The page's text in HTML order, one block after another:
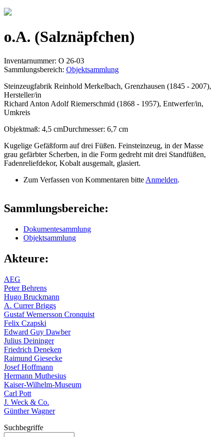
Jump to navigation
o.A. (Salznäpfchen)
Inventarnummer: O 26-03
Sammlungsbereich: Objektsammlung
Steinzeugfabrik Reinhold Merkelbach, Grenzhausen (1845 - 2007),
Hersteller/in
Richard Anton Adolf Riemerschmid (1868 - 1957), Entwerfer/in,
Umkreis
Objektmaß: 4,5 cmDurchmesser: 6,7 cm
Kugelige Gefäßform auf drei Füßen. Feinsteinzeug, in der Masse
grau gefärbter Scherben, in die Form gedreht mit drei Standfüßen,
Fadenreliefdekor, Kobalt ausgemalt, glasiert.
Zum Verfassen von Kommentaren bitte Anmelden.
Sammlungsbereiche:
Dokumentesammlung
Objektsammlung
Akteure:
AEG
Peter Behrens
Hugo Bruckmann
A. Currer Briggs
Gustaf Wernersson Cronquist
Felix Czapski
Edward Guy Dawber
Julius Deininger
Friedrich Deneken
Raimund Giesecke
Josef Hoffmann
Hermann Muthesius
Kaiser-Wilhelm-Museum
Carl Pott
J. Weck & Co.
Günther Wagner
Suchbegriffe